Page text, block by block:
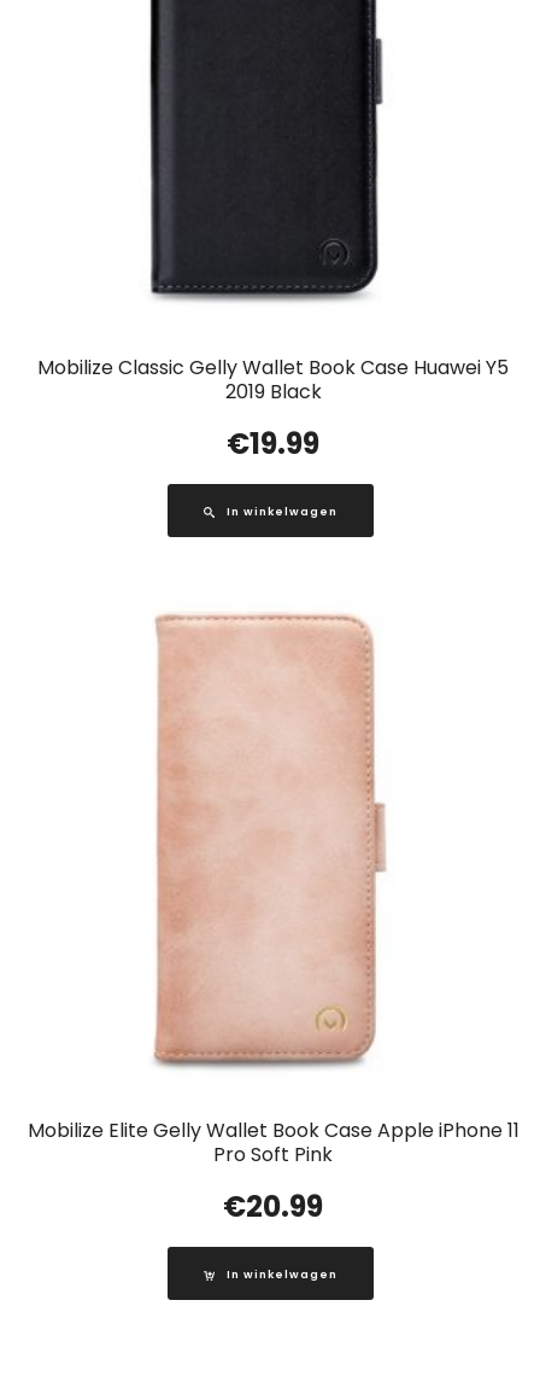
Mobilize Classic Gelly Wallet Book Case Huawei Y5
2019 Black
€19.99
In winkelwagen
Mobilize Elite Gelly Wallet Book Case Apple iPhone 11
Pro Soft Pink
€20.99
In winkelwagen